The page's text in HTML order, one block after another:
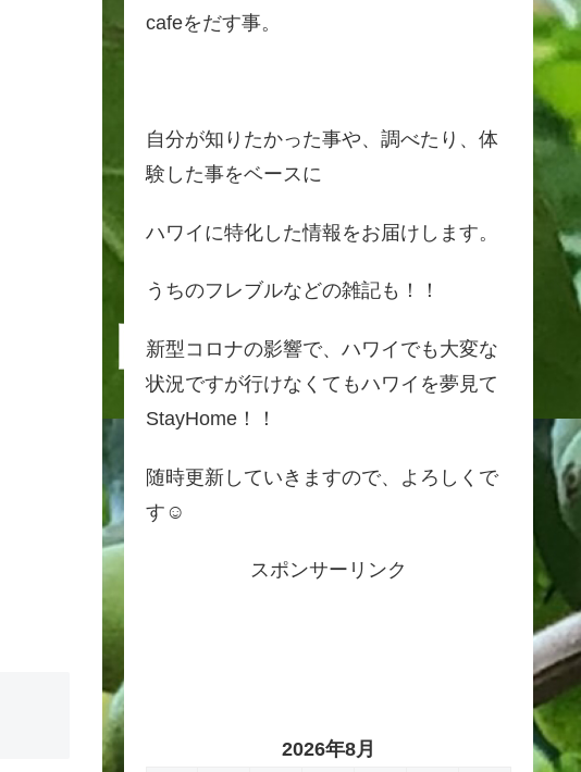
cafeをだす事。
自分が知りたかった事や、調べたり、体
験した事をベースに
ハワイに特化した情報をお届けします。
うちのフレブルなどの雑記も！！
新型コロナの影響で、ハワイでも大変な
状況ですが行けなくてもハワイを夢見て
StayHome！！
随時更新していきますので、よろしくで
す☺
スポンサーリンク
2026年8月